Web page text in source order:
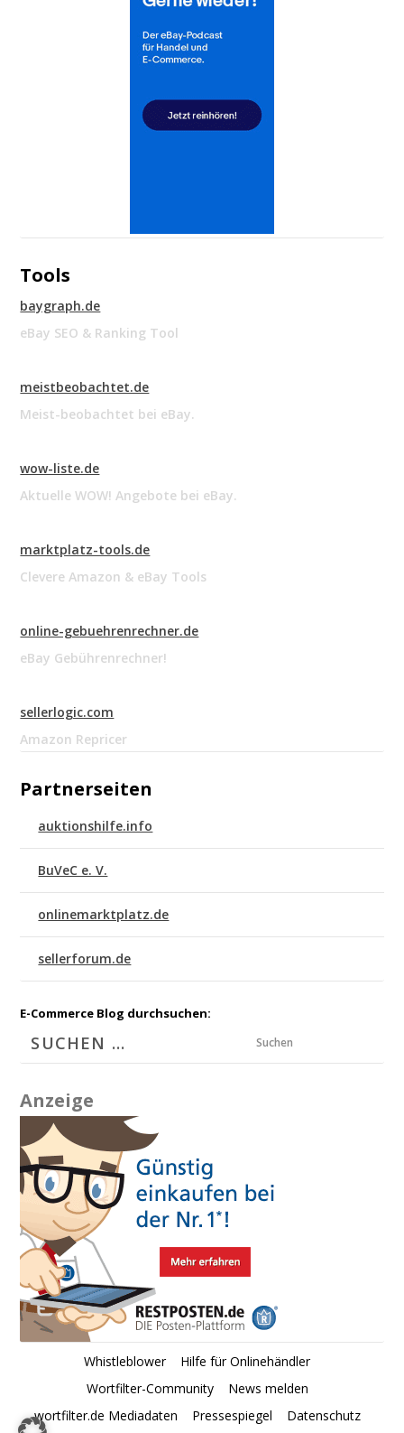
Tools
baygraph.de
eBay SEO & Ranking Tool
meistbeobachtet.de
Meist-beobachtet bei eBay.
wow-liste.de
Aktuelle WOW! Angebote bei eBay.
marktplatz-tools.de
Clevere Amazon & eBay Tools
online-gebuehrenrechner.de
eBay Gebührenrechner!
sellerlogic.com
Amazon Repricer
Partnerseiten
auktionshilfe.info
BuVeC e. V.
onlinemarktplatz.de
sellerforum.de
E-Commerce Blog durchsuchen:
Suchen
Anzeige
Whistleblower
Hilfe für Onlinehändler
Wortfilter-Community
News melden
wortfilter.de Mediadaten
Pressespiegel Datenschutz